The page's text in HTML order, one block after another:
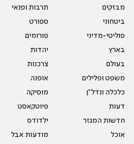
מבזקים
ביטחוני
פוליטי-מדיני
בארץ
בעולם
משפט ופלילים
כלכלה ונדל"ן
דעות
חדשות המגזר
אוכל
תרבות ופנאי
ספורט
פורומים
יהדות
צרכנות
אופנה
מוסיקה
פיוטקאסט
ילדודס
מודעות אבל